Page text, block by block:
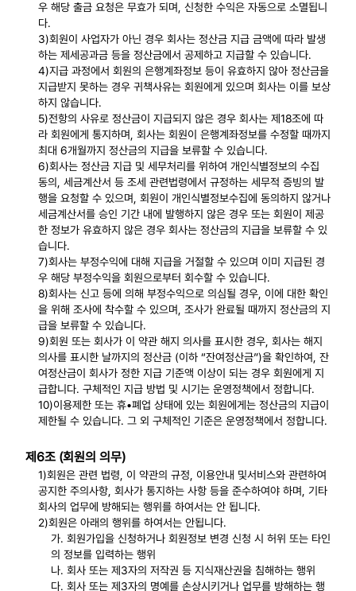
우 해당 출금 요청은 무효가 되며, 신청한 수익은 자동으로 소멸됩니
다.
3)회원이 사업자가 아닌 경우 회사는 정산금 지급 금액에 따라 발생
하는 제세공과금 등을 정산금에서 공제하고 지급할 수 있습니다.
4)지급 과정에서 회원의 은행계좌정보 등이 유효하지 않아 정산금을
지급받지 못하는 경우 귀책사유는 회원에게 있으며 회사는 이를 보상
하지 않습니다.
5)전항의 사유로 정산금이 지급되지 않은 경우 회사는 제18조에 따
라 회원에게 통지하며, 회사는 회원이 은행계좌정보를 수정할 때까지
최대 6개월까지 정산금의 지급을 보류할 수 있습니다.
6)회사는 정산금 지급 및 세무처리를 위하여 개인식별정보의 수집
동의, 세금계산서 등 조세 관련법령에서 규정하는 세무적 증빙의 발
행을 요청할 수 있으며, 회원이 개인식별정보수집에 동의하지 않거나
세금계산서를 승인 기간 내에 발행하지 않은 경우 또는 회원이 제공
한 정보가 유효하지 않은 경우 회사는 정산금의 지급을 보류할 수 있
습니다.
7)회사는 부정수익에 대해 지급을 거절할 수 있으며 이미 지급된 경
우 해당 부정수익을 회원으로부터 회수할 수 있습니다.
8)회사는 신고 등에 의해 부정수익으로 의심될 경우, 이에 대한 확인
을 위해 조사에 착수할 수 있으며, 조사가 완료될 때까지 정산금의 지
급을 보류할 수 있습니다.
9)회원 또는 회사가 이 약관 해지 의사를 표시한 경우, 회사는 해지
의사를 표시한 날까지의 정산금 (이하 “잔여정산금”)을 확인하여, 잔
여정산금이 회사가 정한 지급 기준액 이상이 되는 경우 회원에게 지
급합니다. 구체적인 지급 방법 및 시기는 운영정책에서 정합니다.
10)이용제한 또는 휴•폐업 상태에 있는 회원에게는 정산금의 지급이
제한될 수 있습니다. 그 외 구체적인 기준은 운영정책에서 정합니다.
제6조 (회원의 의무)
1)회원은 관련 법령, 이 약관의 규정, 이용안내 및서비스와 관련하여
공지한 주의사항, 회사가 통지하는 사항 등을 준수하여야 하며, 기타
회사의 업무에 방해되는 행위를 하여서는 안 됩니다.
2)회원은 아래의 행위를 하여서는 안됩니다.
가. 회원가입을 신청하거나 회원정보 변경 신청 시 허위 또는 타인
의 정보를 입력하는 행위
나. 회사 또는 제3자의 저작권 등 지식재산권을 침해하는 행위
다. 회사 또는 제3자의 명예를 손상시키거나 업무를 방해하는 행